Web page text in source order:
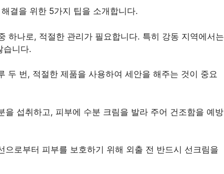
결을 위한 5가지 팁을 소개합니다.
하나로, 적절한 관리가 필요합니다. 특히 강동 지역에서는
습니다.
두 번, 적절한 제품을 사용하여 세안을 해주는 것이 중요
을 섭취하고, 피부에 수분 크림을 발라 주어 건조함을 예방
으로부터 피부를 보호하기 위해 외출 전 반드시 선크림을